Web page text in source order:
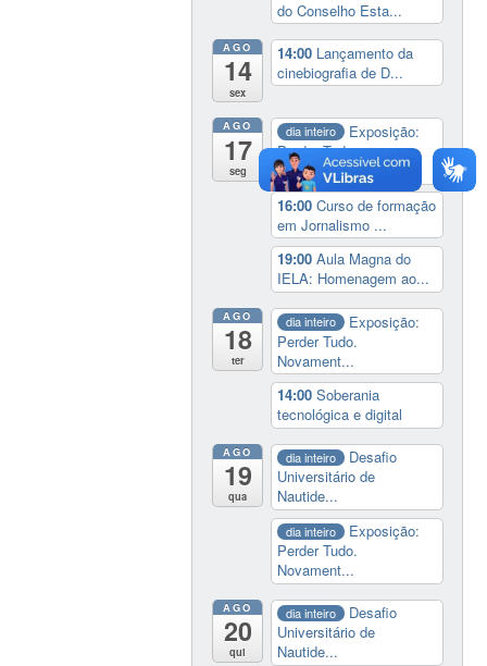
do Conselho Esta...
AGO
14
sex
14:00 Lançamento da
cinebiografia de D...
AGO
17
seg
dia inteiro
Exposição:
Perder Tudo.
Novament...
16:00Curso de formação
em Jornalismo ...
19:00Aula Magna do
IELA: Homenagem ao...
AGO
18
ter
dia inteiro
Exposição:
Perder Tudo.
Novament...
14:00Soberania
tecnológica e digital
AGO
19
qua
dia inteiro
Desafio
Universitário de
Nautide...
dia inteiro
Exposição:
Perder Tudo.
Novament...
AGO
20
qui
dia inteiro
Desafio
Universitário de
Nautide...